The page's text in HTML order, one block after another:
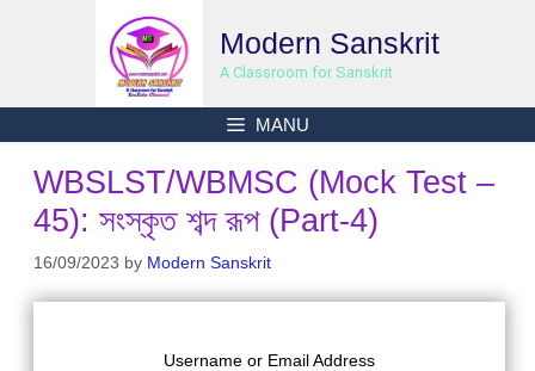
Modern Sanskrit
A Classroom for Sanskrit
MANU
WBSLST/WBMSC (Mock Test –
45): সংস্কৃত শব্দ রূপ (Part-4)
16/09/2023 by Modern Sanskrit
Username or Email Address